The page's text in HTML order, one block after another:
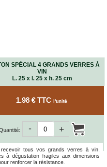
SPÉCIAL 4 GRANDS VERRES À
VIN
L. 25 x l. 25 x h. 25 cm
tous vos grands verres à vin,
à dégustation fragiles aux dimensions
renforcer la résistance.
1.98 € TTC l'unité
+
-